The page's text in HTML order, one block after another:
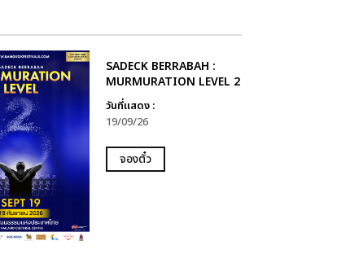
SADECK BERRABAH :
MURMURATION LEVEL 2
วันที่แสดง :
19/09/26
จองตั๋ว